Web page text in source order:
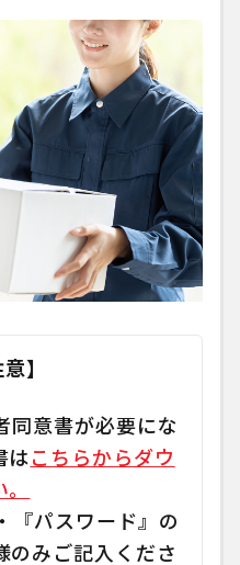
】
同意書が必要にな
はこちらからダウ
『パスワード』の
のみご記入くださ